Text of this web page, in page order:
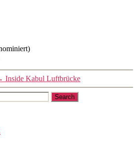
Inside Kabul Luftbrücke